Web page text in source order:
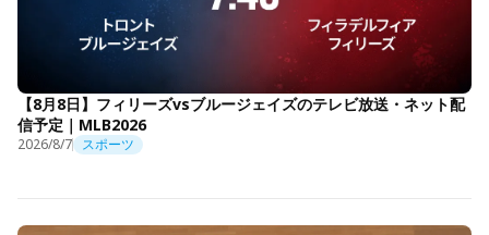
【8月8日】フィリーズvsブルージェイズのテレビ放送・ネット配
信予定｜MLB2026
2026/8/7 スポーツ